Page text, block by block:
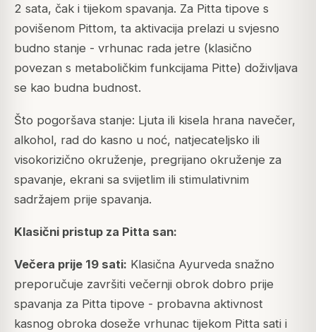
2 sata, čak i tijekom spavanja. Za Pitta tipove s
povišenom Pittom, ta aktivacija prelazi u svjesno
budno stanje - vrhunac rada jetre (klasično
povezan s metaboličkim funkcijama Pitte) doživljava
se kao budna budnost.
Što pogoršava stanje: Ljuta ili kisela hrana navečer,
alkohol, rad do kasno u noć, natjecateljsko ili
visokorizično okruženje, pregrijano okruženje za
spavanje, ekrani sa svijetlim ili stimulativnim
sadržajem prije spavanja.
Klasični pristup za Pitta san:
Večera prije 19 sati: Klasična Ayurveda snažno
preporučuje završiti večernji obrok dobro prije
spavanja za Pitta tipove - probavna aktivnost
kasnog obroka doseže vrhunac tijekom Pitta sati i